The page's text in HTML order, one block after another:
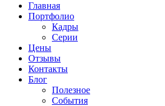
Главная
Портфолио
Кадры
Серии
Цены
Отзывы
Контакты
Блог
Полезное
События